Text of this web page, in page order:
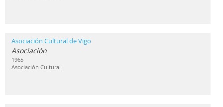
Asociación Cultural de Vigo
Asociación
1965
Asociación Cultural